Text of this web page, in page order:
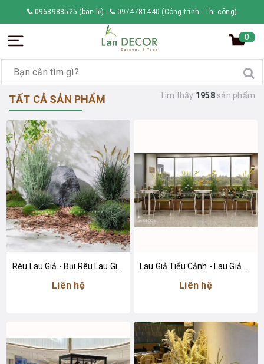
0968988525 (bán lẻ) - 0974781440 (Công trình - Thi công)
0
TẤT CẢ SẢN PHẨM Tìm thấy 1958sản phẩm
Liên hệ Liên hệ